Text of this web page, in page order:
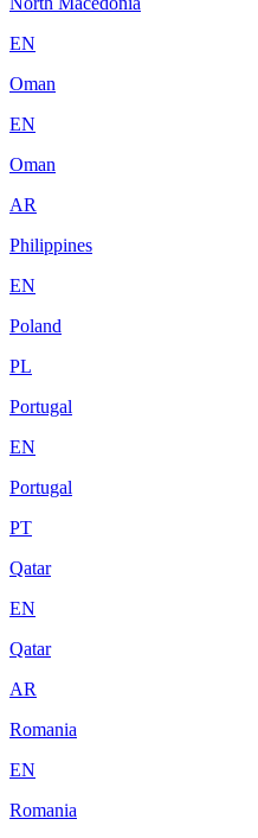
EN
Oman
EN
Oman
AR
Philippines
EN
Poland
PL
Portugal
EN
Portugal
PT
Qatar
EN
Qatar
AR
Romania
EN
Romania